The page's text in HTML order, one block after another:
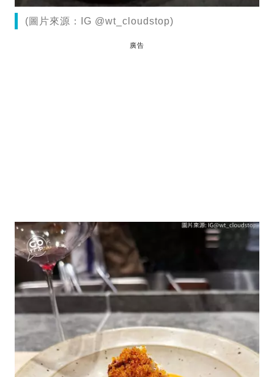
(圖片來源：IG @wt_cloudstop)
廣告